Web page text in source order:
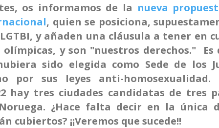
os informamos de la nueva
, quien se posiciona,
y añaden una cláusula a tener en
olímpicas, y son "nuestros derechos." Es
sido elegida como Sede de los
por sus leyes anti-homosexualidad.
hay tres ciudades candidatas de tres
¿Hace falta decir en la única
cubiertos? ¡¡Veremos que sucede!!